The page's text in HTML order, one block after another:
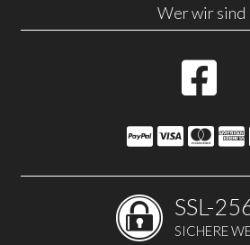
Wer wir sind
SSL-
SICHERE